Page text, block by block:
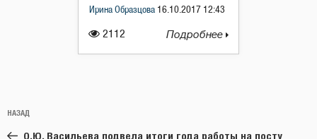
2112
Ирина Образцова 16.10.2017 12:43
Подробнее
по
Предыдущая
запись:
НАЗАД
О.Ю. Васильева подвела итоги года работы на посту